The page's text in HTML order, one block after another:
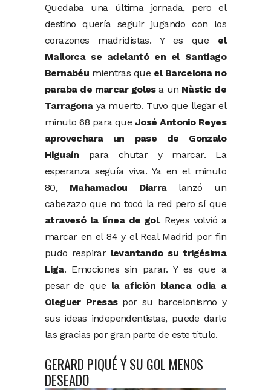
Quedaba una última jornada, pero el
destino quería seguir jugando con los
corazones madridistas. Y es que el
Mallorca se adelantó en el Santiago
Bernabéu mientras que el Barcelona no
paraba de marcar golesa un Nàstic de
Tarragonaya muerto. Tuvo que llegar el
minuto 68 para queJosé Antonio Reyes
aprovechara un pase de Gonzalo
Higuaín para chutar y marcar. La
esperanza seguía viva. Ya en el minuto
80, Mahamadou Diarralanzó un
cabezazo que no tocó la red pero sí que
atravesó la línea de gol. Reyes volvió a
marcar en el 84 y el Real Madrid por fin
pudo respirarlevantando su trigésima
Liga. Emociones sin parar. Y es que a
pesar de que la afición blanca odia a
Oleguer Presaspor su barcelonismo y
sus ideas independentistas, puede darle
las gracias por gran parte de este título.
GERARD PIQUÉ Y SU GOL MENOS
DESEADO